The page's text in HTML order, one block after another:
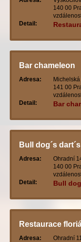
140 00
Detail:
Bar chameleon
Adresa:
141 00
Detail:
Bar
Bull dog´s
Adresa:
Ohradní
140 00
Detail:
Bull
Restaurace
Adresa:
Ohradní